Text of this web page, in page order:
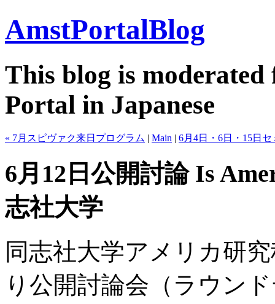
AmstPortalBlog
This blog is
Portal in Japanese
« 7月スピヴァク来日プログラム | Main | 6月4日・6日・15日
6月12日公開討論 Is
志社大学
同志社大学アメリカ研
り公開討論会（ラウン